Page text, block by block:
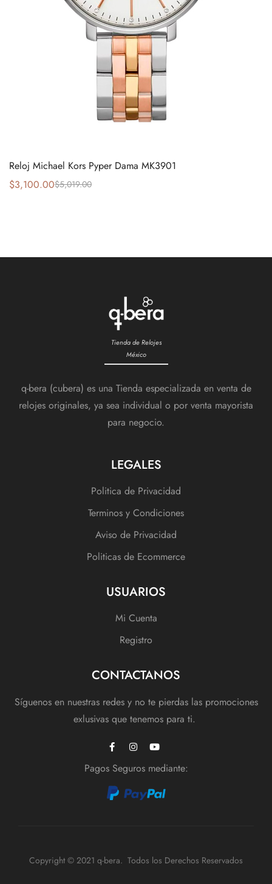
Reloj Michael Kors Pyper Dama MK3901
$5,019.00
$3,100.00
Tienda de Relojes
México
q-bera (cubera) es una Tienda especializada en venta de
relojes originales, ya sea individual o por venta mayorista
para negocio.
LEGALES
Politica de Privacidad
Terminos y Condiciones
Aviso de Privacidad
Politicas de Ecommerce
USUARIOS
Mi Cuenta
Registro
CONTACTANOS
Síguenos en nuestras redes y no te pierdas las promociones
exlusivas que tenemos para ti.
Pagos Seguros mediante:
Copyright © 2021 q-bera. Todos los Derechos Reservados